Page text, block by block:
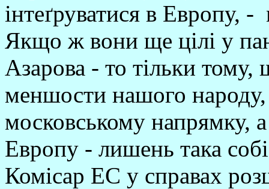
інтеґруватися в Европу,
Якщо ж вони ще цілі у
Азарова - то тільки тому,
меншости нашого народу,
московському напрямку,
Европу - лишень така
Комісар ЕС у справах